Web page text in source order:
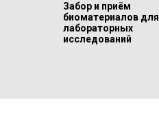
Забор и приём
биоматериалов для
лабораторных
исследований